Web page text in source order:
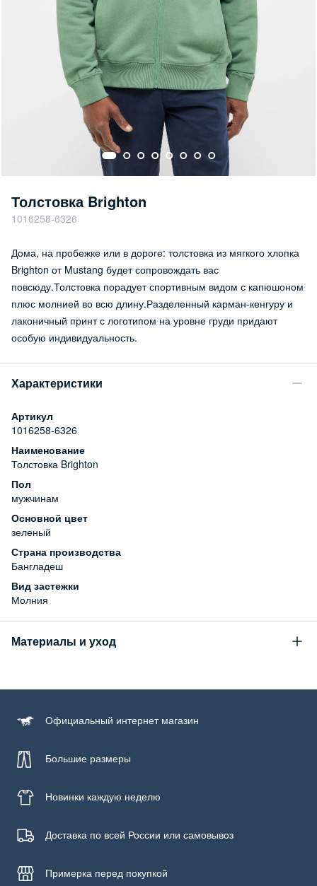
Толстовка Brighton
1016258-6326
Дома, на пробежке или в дороге: толстовка из мягкого хлопка
Brighton от Mustang будет сопровождать вас
повсюду.Толстовка порадует спортивным видом с капюшоном
плюс молнией во всю длину.Разделенный карман-кенгуру и
лаконичный принт с логотипом на уровне груди придают
особую индивидуальность.
Характеристики
Артикул
1016258-6326
Наименование
Толстовка Brighton
Пол
мужчинам
Основной цвет
зеленый
Страна производства
Бангладеш
Вид застежки
Молния
Материалы и уход
100% хлопок
Бережная стирка при температуре не более 30С, химчистка
запрещена
Официальный интернет магазин
Большие размеры
Новинки каждую неделю
Доставка по всей России или самовывоз
Примерка перед покупкой